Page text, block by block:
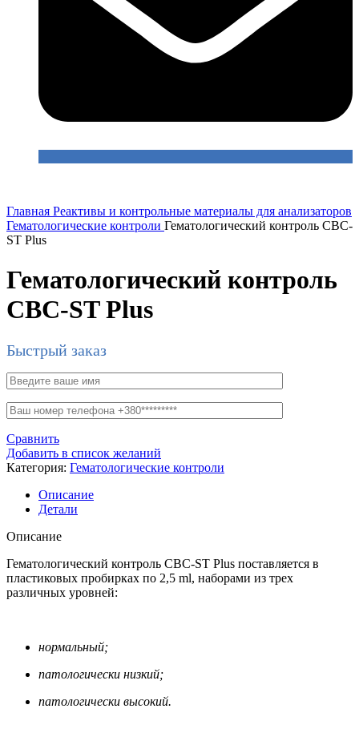
Главная Реактивы и контрольные материалы для анализаторов
Гематологические контроли Гематологический контроль CBC-
ST Plus
Гематологический контроль
CBC-ST Plus
Быстрый заказ
Сравнить
Добавить в список желаний
Категория: Гематологические контроли
Описание
Детали
Описание
Гематологический контроль CBC-ST Plus поставляется в
пластиковых пробирках по 2,5 ml, наборами из трех
различных уровней:
нормальный;
патологически низкий;
патологически высокий.